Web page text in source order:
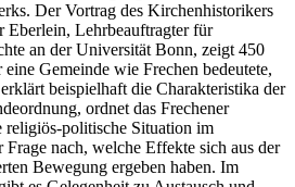
Der Vortrag des Kirchenhistorikers
Eberlein, Lehrbeauftragter für
an der Universität Bonn, zeigt 450
eine Gemeinde wie Frechen bedeutete,
beispielhaft die Charakteristika der
ordnet das Frechener
religiös-politische Situation im
nach, welche Effekte sich aus der
Bewegung ergeben haben. Im